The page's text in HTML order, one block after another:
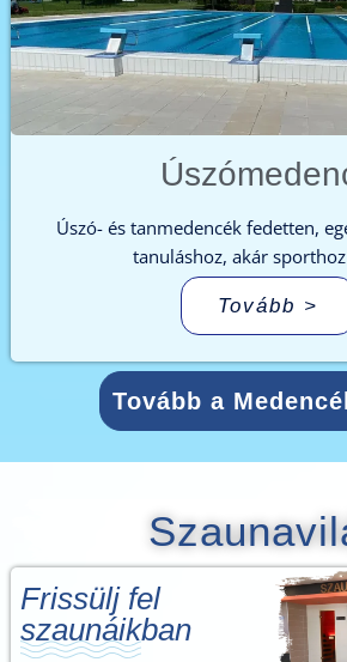
Úszó- és tanmedencék fedetten,
tanuláshoz, akár
Tovább >
Tovább a
Frissülj fel
szaunáikban